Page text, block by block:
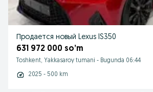
Продается новый Lexus IS350
631 972 000 so’m
Toshkent, Yakkasaroy tumani - Bugunda 06:44
2025 - 500 km